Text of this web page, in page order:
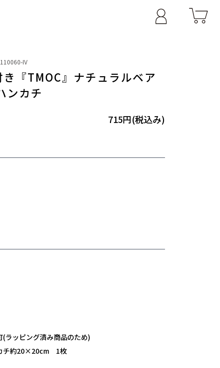
IV
『TMOC』ナチュラルベア
ンカチ
715円(税込み)
(ラッピング済み商品のため)
チ約20×20cm 1枚